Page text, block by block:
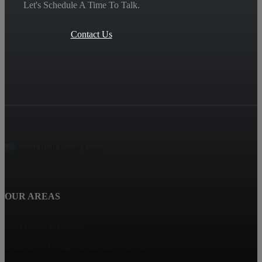
Let's Schedule A Time To Talk.
Contact Us
OUR AREAS